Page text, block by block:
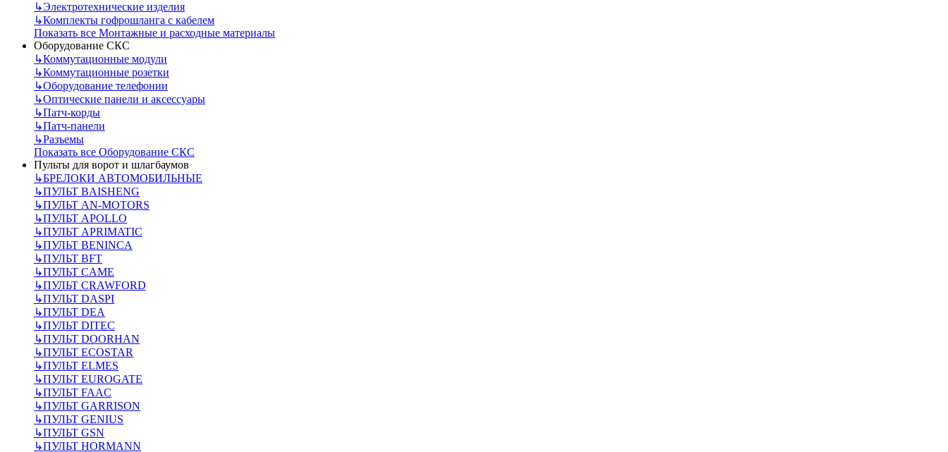
↳Электротехнические изделия
↳Комплекты гофрошланга с кабелем
Показать все Монтажные и расходные материалы
Оборудование СКС
↳Коммутационные модули
↳Коммутационные розетки
↳Оборудование телефонии
↳Оптические панели и аксессуары
↳Патч-корды
↳Патч-панели
↳Разъемы
Показать все Оборудование СКС
Пульты для ворот и шлагбаумов
↳БРЕЛОКИ АВТОМОБИЛЬНЫЕ
↳ПУЛЬТ BAISHENG
↳ПУЛЬТ AN-MOTORS
↳ПУЛЬТ APOLLO
↳ПУЛЬТ APRIMATIC
↳ПУЛЬТ BENINCA
↳ПУЛЬТ BFT
↳ПУЛЬТ CAME
↳ПУЛЬТ CRAWFORD
↳ПУЛЬТ DASPI
↳ПУЛЬТ DEA
↳ПУЛЬТ DITEC
↳ПУЛЬТ DOORHAN
↳ПУЛЬТ ECOSTAR
↳ПУЛЬТ ELMES
↳ПУЛЬТ EUROGATE
↳ПУЛЬТ FAAC
↳ПУЛЬТ GARRISON
↳ПУЛЬТ GENIUS
↳ПУЛЬТ GSN
↳ПУЛЬТ HORMANN